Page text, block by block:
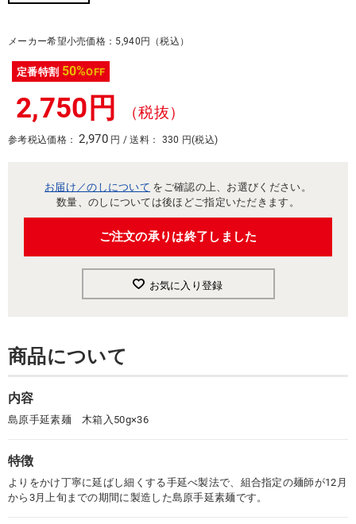
メーカー希望小売価格：5,940円（税込）
定番特割 50%OFF
2,750円 （税抜）
参考税込価格：2,970円 / 送料： 330 円(税込)
お届け／のしについて をご確認の上、お選びください。
数量、のしについては後ほどご指定いただきます。
ご注文の承りは終了しました
お気に入り登録
商品について
内容
島原手延素麺 木箱入50g×36
特徴
よりをかけ丁寧に延ばし細くする手延べ製法で、組合指定の麺師が12月
から3月上旬までの期間に製造した島原手延素麺です。